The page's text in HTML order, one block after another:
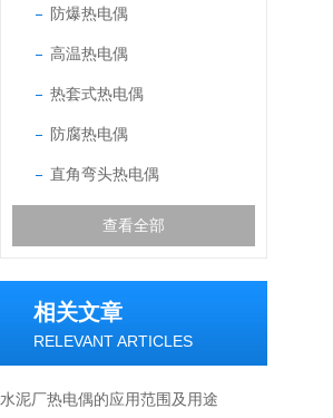
防爆热电偶
高温热电偶
热套式热电偶
防腐热电偶
直角弯头热电偶
查看全部
相关文章
RELEVANT ARTICLES
水泥厂热电偶的应用范围及用途